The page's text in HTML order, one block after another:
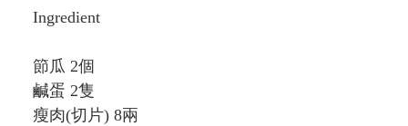
Ingredient
節瓜 2個
鹹蛋 2隻
瘦肉(切片) 8兩